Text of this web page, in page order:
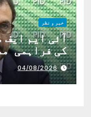
خبر و نظر
آئی ایم ایف
کی فراہمی
04/08/2026